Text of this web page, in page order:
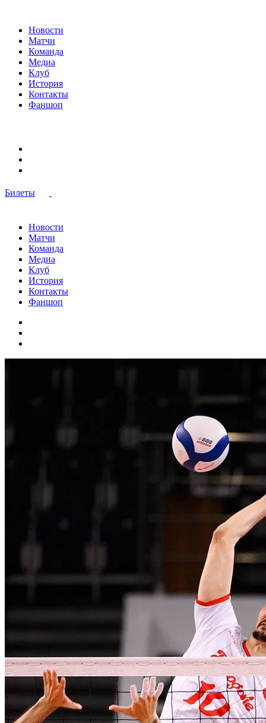
Новости
Матчи
Команда
Медиа
Клуб
История
Контакты
Фаншоп
Билеты
Новости
Матчи
Команда
Медиа
Клуб
История
Контакты
Фаншоп